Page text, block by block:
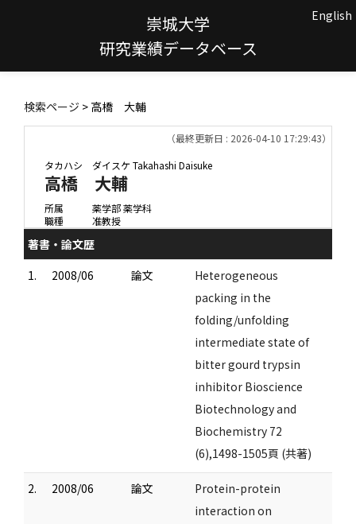
崇城大学
研究業績データベース
English
検索ページ > 高橋 大輔
（最終更新日 : 2026-04-10 17:29:43）
タカハシ ダイスケTakahashi Daisuke
高橋 大輔
所属
薬学部 薬学科
職種
准教授
著書・論文歴
1.
2008/06 論文
Heterogeneous
packing in the
folding/unfolding
intermediate state of
bitter gourd trypsin
inhibitor Bioscience
Biotechnology and
Biochemistry 72
(6),1498-1505頁 (共著)
2. 2008/06 論文
Protein-protein
interaction on